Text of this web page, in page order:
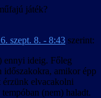
játék?
szept. 8. - 8:43 szerint:
ennyi ideig. Főleg
időszakokra, amikor épp
elvacakolni
(nem) haladt.